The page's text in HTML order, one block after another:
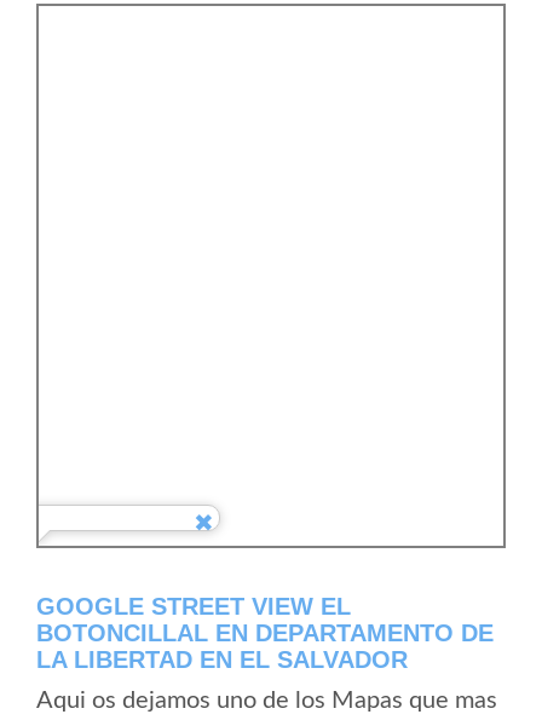
GOOGLE STREET VIEW EL
BOTONCILLAL EN DEPARTAMENTO DE
LA LIBERTAD EN EL SALVADOR
Aqui os dejamos uno de los Mapas que mas